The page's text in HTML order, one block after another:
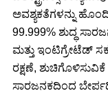
ಅವಶ್ಯಕತೆಗಳನ್ನು
99.999% ಶುದ್ಧ
ಮತ್ತು ಇಂಟಿಗ್ರೇಟೆಡ್
ರಕ್ಷಣೆ,
ಸಾರಜನಕದಿಂದ